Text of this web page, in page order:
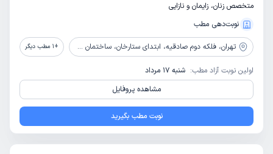
متخصص زنان، زایمان و نازایی
نوبت‌دهی مطب
تهران، فلکه دوم صادقیه، ابتدای ستارخان، ساختمان 785، طبقه فوقانی داروخانه دکتر رحیمی +
1 مطب دیگر
اولین نوبت آزاد مطب: شنبه 17 مرداد
مشاهده پروفایل
نوبت مطب بگیرید